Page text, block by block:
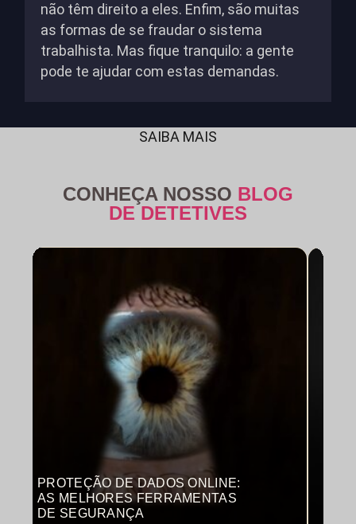
não têm direito a eles. Enfim, são muitas
as formas de se fraudar o sistema
trabalhista. Mas fique tranquilo: a gente
pode te ajudar com estas demandas.
SAIBA MAIS
CONHEÇA NOSSO BLOG
DE DETETIVES
PROTEÇÃO DE DADOS ONLINE:
AS MELHORES FERRAMENTAS
DE SEGURANÇA